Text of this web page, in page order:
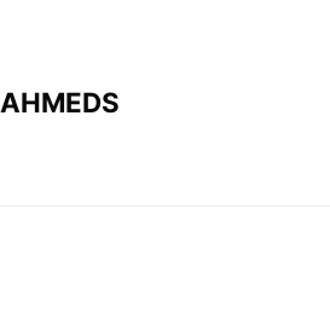
AHMEDS